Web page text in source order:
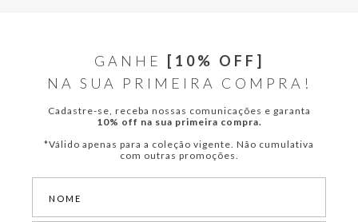
GANHE
[10% OFF]
NA SUA PRIMEIRA COMPRA!
Cadastre-se, receba nossas comunicações e garanta
10% off na sua primeira compra.
*Válido apenas para a coleção vigente. Não cumulativa
com outras promoções.